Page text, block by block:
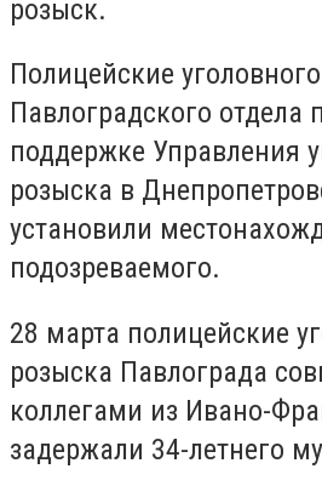
розыск.
Полицейские
Павлоградского отдела
поддержке Управления
розыска в
установили
подозреваемого.
28 марта полицейские
розыска Павлограда
коллегами из Ивано-
задержали 34-летнего